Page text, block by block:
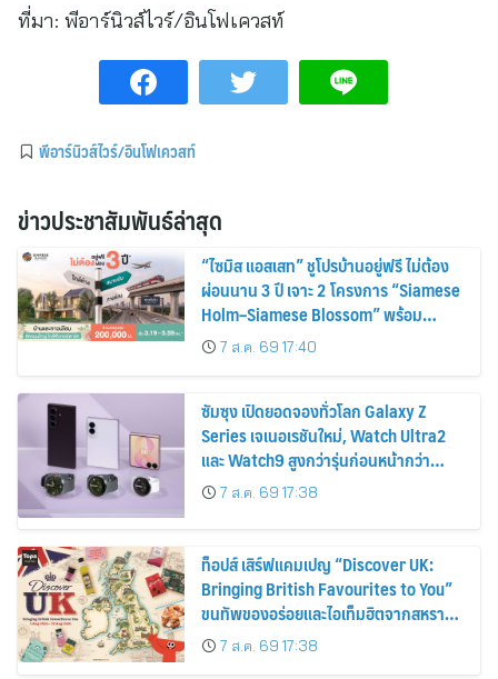
ที่มา: พีอาร์นิวส์ไวร์/อินโฟเควสท์
พีอาร์นิวส์ไวร์/อินโฟเควสท์
ข่าวประชาสัมพันธ์ล่าสุด
“ไซมิส แอสเสท” ชูโปรบ้านอยู่ฟรี ไม่ต้อง
ผ่อนนาน 3 ปี เจาะ 2 โครงการ “Siamese
Holm–Siamese Blossom” พร้อม
ส่วนลดและสิทธิพิเศษถึง 31 สิงหาคม
2569
7 ส.ค. 69 17:40
ซัมซุง เปิดยอดจองทั่วโลก Galaxy Z
Series เจเนอเรชันใหม่, Watch Ultra2
และ Watch9 สูงกว่ารุ่นก่อนหน้ากว่า
30%7 ส.ค. 69 17:38
ท็อปส์ เสิร์ฟแคมเปญ “Discover UK:
Bringing British Favourites to You”
ขนทัพของอร่อยและไอเท็มฮิตจากสหราช
อาณาจักร ส่งตรงถึงมือตั้งแต่วันนี้ – 18
สิงหาคมนี้
7 ส.ค. 69 17:38